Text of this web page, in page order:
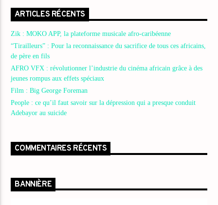
ARTICLES RÉCENTS
Zik : MOKO APP, la plateforme musicale afro-caribéenne
“Tirailleurs” : Pour la reconnaissance du sacrifice de tous ces africains,
de père en fils
AFRO VFX : révolutionner l’industrie du cinéma africain grâce à des
jeunes rompus aux effets spéciaux
Film : Big George Foreman
People : ce qu’il faut savoir sur la dépression qui a presque conduit
Adebayor au suicide
COMMENTAIRES RÉCENTS
BANNIÈRE